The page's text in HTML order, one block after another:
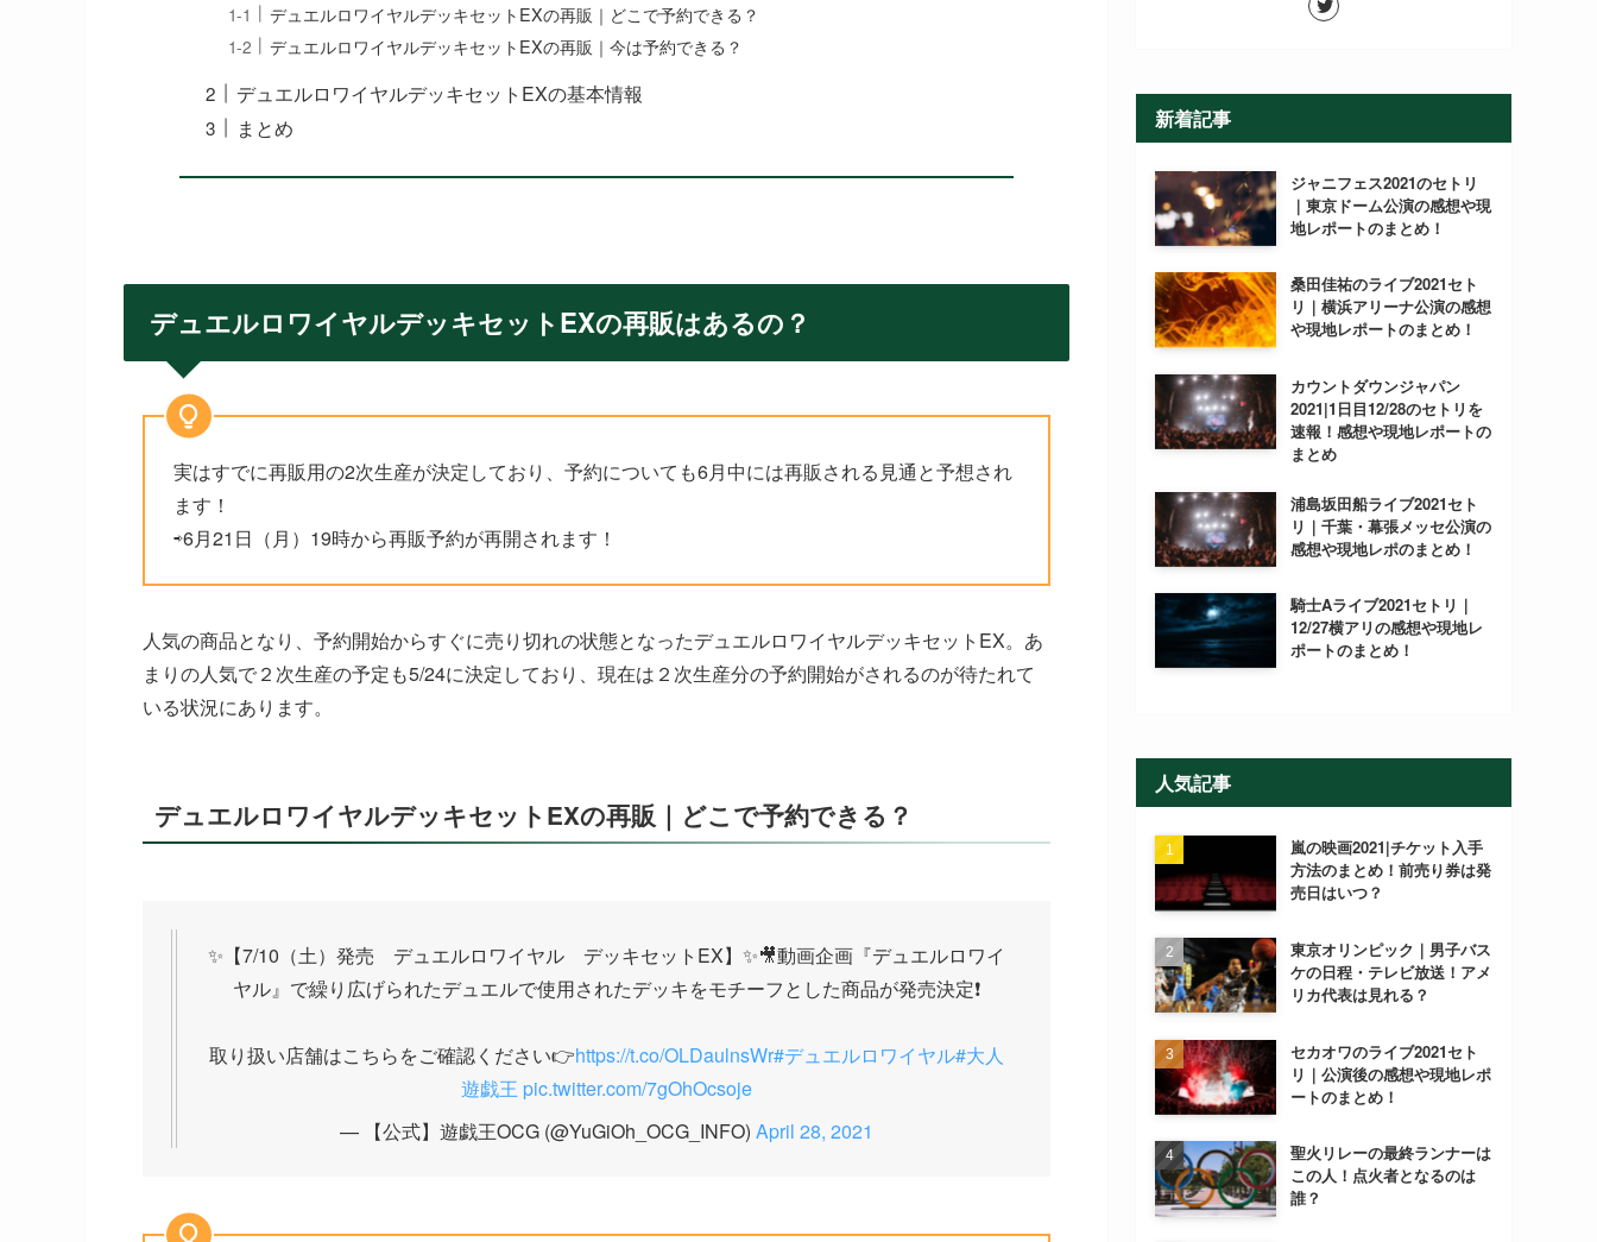
デュエルロワイヤルデッキセットEXの再販｜どこで予約できる？
デュエルロワイヤルデッキセットEXの再販｜今は予約できる？
デュエルロワイヤルデッキセットEXの基本情報
まとめ
デュエルロワイヤルデッキセットEXの再販はあるの？
実はすでに再販用の2次生産が決定しており、予約についても6月中には再販される見通と予想され
ます！
⇨6月21日（月）19時から再販予約が再開されます！
人気の商品となり、予約開始からすぐに売り切れの状態となったデュエルロワイヤルデッキセットEX。あ
まりの人気で２次生産の予定も5/24に決定しており、現在は２次生産分の予約開始がされるのが待たれて
いる状況にあります。
デュエルロワイヤルデッキセットEXの再販｜どこで予約できる？
✨【7/10（土）発売 デュエルロワイヤル デッキセットEX】✨🎥動画企画『デュエルロワイ
ヤル』で繰り広げられたデュエルで使用されたデッキをモチーフとした商品が発売決定❗️
取り扱い店舗はこちらをご確認ください👉https://t.co/OLDaulnsWr#デュエルロワイヤル#大人
遊戯王 pic.twitter.com/7gOhOcsoje
— 【公式】遊戯王OCG (@YuGiOh_OCG_INFO) April 28, 2021
新着記事
ジャニフェス2021のセトリ
｜東京ドーム公演の感想や現
地レポートのまとめ！
桑田佳祐のライブ2021セト
リ｜横浜アリーナ公演の感想
や現地レポートのまとめ！
カウントダウンジャパン
2021|1日目12/28のセトリを
速報！感想や現地レポートの
まとめ
浦島坂田船ライブ2021セト
リ｜千葉・幕張メッセ公演の
感想や現地レポのまとめ！
騎士Aライブ2021セトリ｜
12/27横アリの感想や現地レ
ポートのまとめ！
人気記事
嵐の映画2021|チケット入手
方法のまとめ！前売り券は発
売日はいつ？
東京オリンピック｜男子バス
ケの日程・テレビ放送！アメ
リカ代表は見れる？
セカオワのライブ2021セト
リ｜公演後の感想や現地レポ
ートのまとめ！
聖火リレーの最終ランナーは
この人！点火者となるのは
誰？